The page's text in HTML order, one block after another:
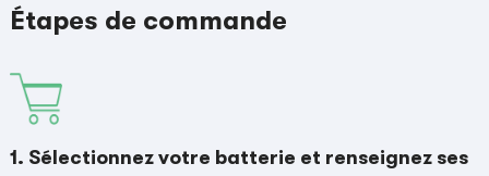
Étapes de commande
1. Sélectionnez votre batterie et renseignez ses